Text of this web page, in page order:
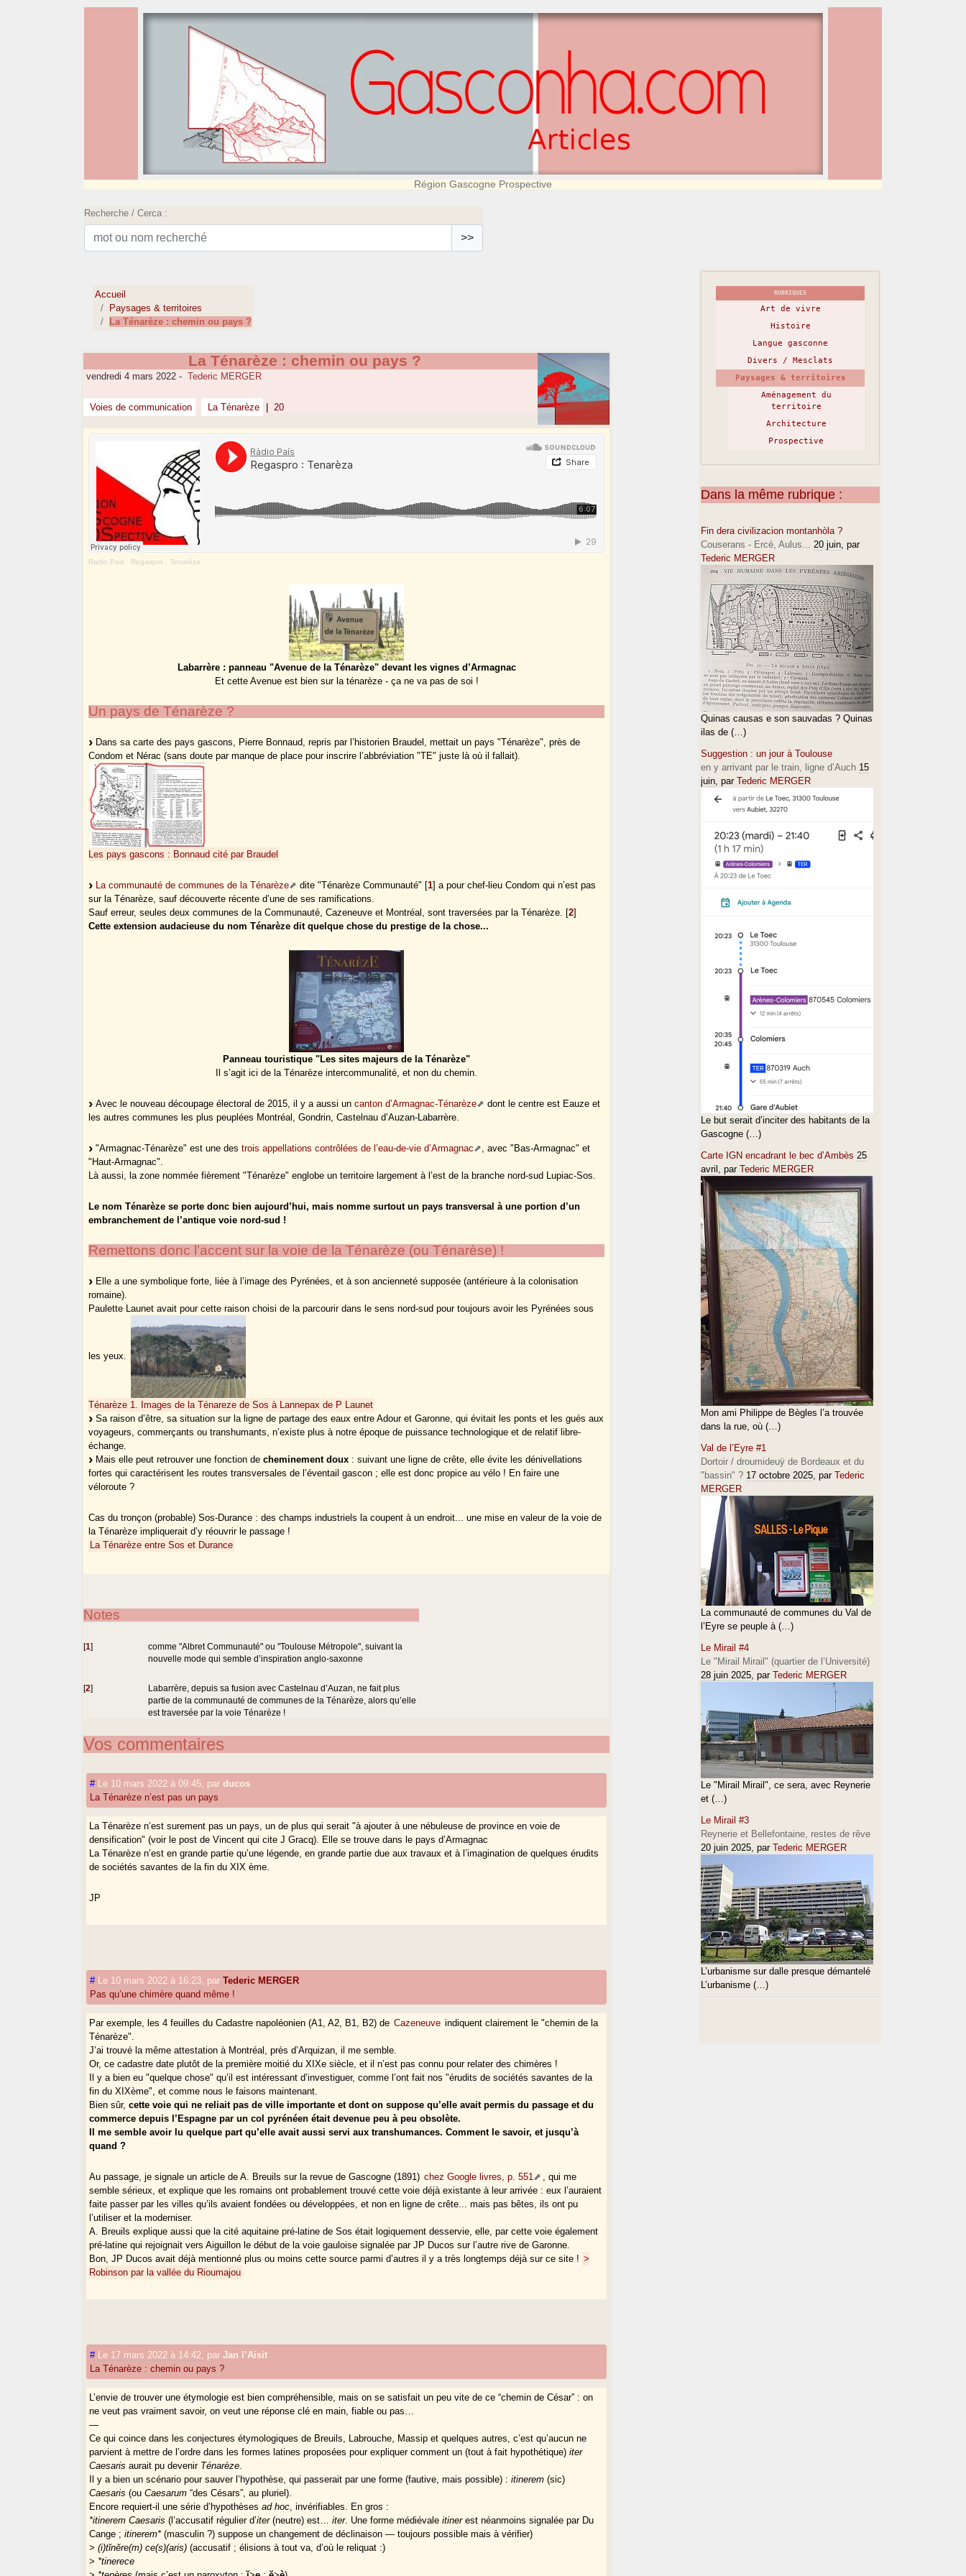
Région Gascogne Prospective
Recherche / Cerca :
>>
Accueil
Paysages & territoires
La Ténarèze : chemin ou pays ?
La Ténarèze : chemin ou pays ?
vendredi 4 mars 2022 - Tederic MERGER
Voies de communication La Ténarèze 20
Radio Pais · Regaspro : Tenarèza
Labarrère : panneau "Avenue de la Ténarèze" devant les vignes d’Armagnac
Et cette Avenue est bien sur la ténarèze - ça ne va pas de soi !
Un pays de Ténarèze ?
Dans sa carte des pays gascons, Pierre Bonnaud, repris par l’historien Braudel, mettait un pays "Ténarèze", près de
Condom et Nérac (sans doute par manque de place pour inscrire l’abbréviation "TE" juste là où il fallait).
Les pays gascons : Bonnaud cité par Braudel
La communauté de communes de la Ténarèze dite "Ténarèze Communauté" [1] a pour chef-lieu Condom qui n’est pas
sur la Ténarèze, sauf découverte récente d’une de ses ramifications.
Sauf erreur, seules deux communes de la Communauté, Cazeneuve et Montréal, sont traversées par la Ténarèze. [2]
Cette extension audacieuse du nom Ténarèze dit quelque chose du prestige de la chose...
Panneau touristique "Les sites majeurs de la Ténarèze"
Il s’agit ici de la Ténarèze intercommunalité, et non du chemin.
Avec le nouveau découpage électoral de 2015, il y a aussi uncanton d’Armagnac-Ténarèze
dont le centre est Eauze et
les autres communes les plus peuplées Montréal, Gondrin, Castelnau d’Auzan-Labarrère.
"Armagnac-Ténarèze" est une destrois appellations contrôlées de l’eau-de-vie d’Armagnac
, avec "Bas-Armagnac" et
"Haut-Armagnac".
Là aussi, la zone nommée fièrement "Ténarèze" englobe un territoire largement à l’est de la branche nord-sud Lupiac-Sos.
Le nom Ténarèze se porte donc bien aujourd’hui, mais nomme surtout un pays transversal à une portion d’un
embranchement de l’antique voie nord-sud !
Remettons donc l’accent sur la voie de la Ténarèze (ou Ténarèse) !
Elle a une symbolique forte, liée à l’image des Pyrénées, et à son ancienneté supposée (antérieure à la colonisation
romaine).
Paulette Launet avait pour cette raison choisi de la parcourir dans le sens nord-sud pour toujours avoir les Pyrénées sous
les yeux.
Ténarèze 1. Images de la Ténareze de Sos à Lannepax de P Launet
Sa raison d’être, sa situation sur la ligne de partage des eaux entre Adour et Garonne, qui évitait les ponts et les gués aux
voyageurs, commerçants ou transhumants, n’existe plus à notre époque de puissance technologique et de relatif libre-
échange.
Mais elle peut retrouver une fonction decheminement doux : suivant une ligne de crête, elle évite les dénivellations
fortes qui caractérisent les routes transversales de l’éventail gascon ; elle est donc propice au vélo ! En faire une
véloroute ?
Cas du tronçon (probable) Sos-Durance : des champs industriels la coupent à un endroit... une mise en valeur de la voie de
la Ténarèze impliquerait d’y réouvrir le passage !
La Ténarèze entre Sos et Durance
Notes
[1]
comme "Albret Communauté" ou "Toulouse Métropole", suivant la
nouvelle mode qui semble d’inspiration anglo-saxonne
[2]
Labarrère, depuis sa fusion avec Castelnau d’Auzan, ne fait plus
partie de la communauté de communes de la Ténarèze, alors qu’elle
est traversée par la voie Ténarèze !
Vos commentaires
# Le 10 mars 2022 à 09:45 parducos
La Ténarèze n’est pas un pays
La Ténarèze n’est surement pas un pays, un de plus qui serait "à ajouter à une nébuleuse de province en voie de
densification" (voir le post de Vincent qui cite J Gracq). Elle se trouve dans le pays d’Armagnac
La Ténarèze n’est en grande partie qu’une légende, en grande partie due aux travaux et à l’imagination de quelques érudits
de sociétés savantes de la fin du XIX ème.
JP
# Le 10 mars 2022 à 16:23 parTederic MERGER
Pas qu’une chimère quand même !
Par exemple, les 4 feuilles du Cadastre napoléonien (A1, A2, B1, B2) de Cazeneuve indiquent clairement le "chemin de la
Ténarèze".
J’ai trouvé la même attestation à Montréal, près d’Arquizan, il me semble.
Or, ce cadastre date plutôt de la première moitié du XIXe siècle, et il n’est pas connu pour relater des chimères !
Il y a bien eu "quelque chose" qu’il est intéressant d’investiguer, comme l’ont fait nos "érudits de sociétés savantes de la
fin du XIXème", et comme nous le faisons maintenant.
Bien sûr,cette voie qui ne reliait pas de ville importante et dont on suppose qu’elle avait permis du passage et du
commerce depuis l’Espagne par un col pyrénéen était devenue peu à peu obsolète.
Il me semble avoir lu quelque part qu’elle avait aussi servi aux transhumances. Comment le savoir, et jusqu’à
quand ?
Au passage, je signale un article de A. Breuils sur la revue de Gascogne (1891) chez Google livres, p. 551
, qui me
semble sérieux, et explique que les romains ont probablement trouvé cette voie déjà existante à leur arrivée : eux l’auraient
faite passer par les villes qu’ils avaient fondées ou développées, et non en ligne de crête... mais pas bêtes, ils ont pu
l’utiliser et la moderniser.
A. Breuils explique aussi que la cité aquitaine pré-latine de Sos était logiquement desservie, elle, par cette voie également
pré-latine qui rejoignait vers Aiguillon le début de la voie gauloise signalée par JP Ducos sur l’autre rive de Garonne.
Bon, JP Ducos avait déjà mentionné plus ou moins cette source parmi d’autres il y a très longtemps déjà sur ce site ! >
Robinson par la vallée du Rioumajou
# Le 17 mars 2022 à 14:42 parJan l’Aisit
La Ténarèze : chemin ou pays ?
L’envie de trouver une étymologie est bien compréhensible, mais on se satisfait un peu vite de ce “chemin de César” : on
ne veut pas vraiment savoir, on veut une réponse clé en main, fiable ou pas…
—
Ce qui coince dans les conjectures étymologiques de Breuils, Labrouche, Massip et quelques autres, c’est qu’aucun ne
parvient à mettre de l’ordre dans les formes latines proposées pour expliquer comment un (tout à fait hypothétique)iter
Caesaris aurait pu devenir Ténarèze
Il y a bien un scénario pour sauver l’hypothèse, qui passerait par une forme (fautive, mais possible) :itinerem (sic)
Caesaris (ouCaesarum “des Césars”, au pluriel).
Encore requiert-il une série d’hypothèsesad hoc , invérifiables. En gros :
*itinerem Caesaris (l’accusatif régulier d’iter(neutre) est…iter. Une forme médiévaleitinerest néanmoins signalée par Du
Cange ;itinerem*(masculin ?) suppose un changement de déclinaison — toujours possible mais à vérifier)
>(i)tĭnĕre(m) ce(s)(aris) (accusatif ; élisions à tout va, d’où le reliquat :)
> *tinerece
RUBRIQUES
Art de vivre
Histoire
Langue gasconne
Divers / Mesclats
Paysages & territoires
Aménagement du
territoire
Architecture
Prospective
Dans la même rubrique :
Fin dera civilizacion montanhòla ?
Couserans - Ercé, Aulus... 20 juin, par
Tederic MERGER
Quinas causas e son sauvadas ? Quinas
ilas de (…)
Suggestion : un jour à Toulouse
en y arrivant par le train, ligne d’Auch 15
juin, par Tederic MERGER
Le but serait d’inciter des habitants de la
Gascogne (…)
Carte IGN encadrant le bec d’Ambès 25
avril , par Tederic MERGER
Mon ami Philippe de Bègles l’a trouvée
dans la rue, où (…)
Val de l’Eyre #1
Dortoir / droumideuÿ de Bordeaux et du
"bassin" ? 17 octobre 2025, par Tederic
MERGER
La communauté de communes du Val de
l’Eyre se peuple à (…)
Le Mirail #4
Le "Mirail Mirail" (quartier de l’Université)
28 juin 2025, par Tederic MERGER
Le "Mirail Mirail", ce sera, avec Reynerie
et (…)
Le Mirail #3
Reynerie et Bellefontaine, restes de rêve
20 juin 2025, par Tederic MERGER
L’urbanisme sur dalle presque démantelé
L’urbanisme (…)